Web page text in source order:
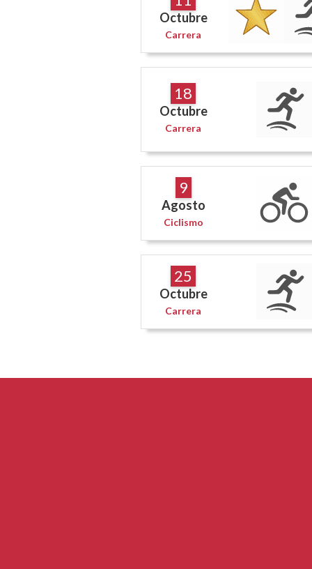
Octubre
Carrera
18
Octubre
Carrera
9
Agosto
Ciclismo
25
Octubre
Carrera